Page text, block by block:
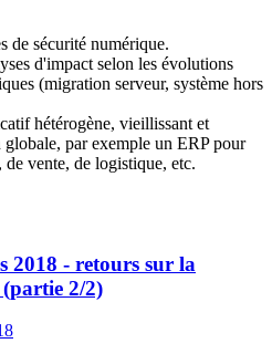
de sécurité numérique.
d'impact selon les évolutions
(migration serveur, système hors
hétérogène, vieillissant et
par exemple un ERP pour
de vente, de logistique, etc.
2018 - retours sur la
2/2)